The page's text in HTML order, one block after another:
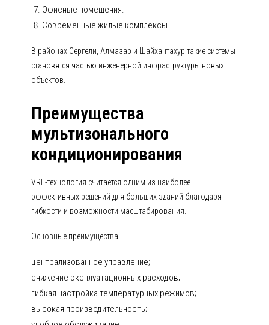
Офисные помещения.
Современные жилые комплексы.
В районах Сергели, Алмазар и Шайхантахур такие системы
становятся частью инженерной инфраструктуры новых
объектов.
Преимущества
мультизонального
кондиционирования
VRF-технология считается одним из наиболее
эффективных решений для больших зданий благодаря
гибкости и возможности масштабирования.
Основные преимущества:
централизованное управление;
снижение эксплуатационных расходов;
гибкая настройка температурных режимов;
высокая производительность;